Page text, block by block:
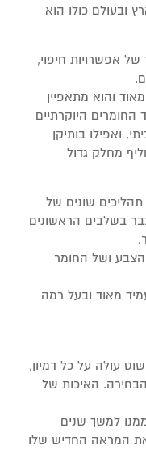
ובעולם כולו הוא
אפשרויות חיפוי,
והוא מתאפיין
החומרים היוקרתיים
ואפילו בותיקן
מחלק גדול
שונים של
בשלבים הראשונים
ושל החומר
מאוד ובעל רמה
עולה על כל דמיון,
האיכות של
למשך שנים
המראה החדיש שלו